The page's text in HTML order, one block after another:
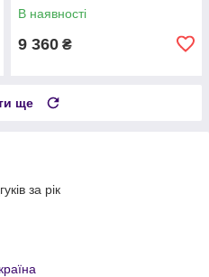
В наявності
9 360 ₴
ще
за рік